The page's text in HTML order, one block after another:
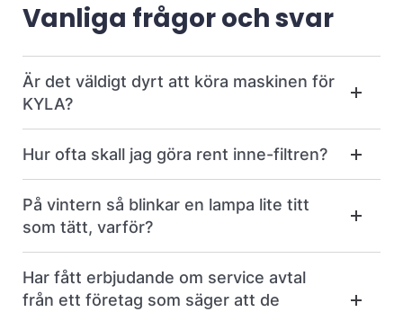
Vanliga frågor och svar
Är det väldigt dyrt att köra maskinen för
KYLA?
Hur ofta skall jag göra rent inne-filtren?
På vintern så blinkar en lampa lite titt
som tätt, varför?
Har fått erbjudande om service avtal
från ett företag som säger att de